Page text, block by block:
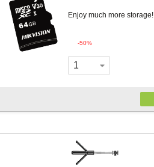
Enjoy much more storage!
-50%